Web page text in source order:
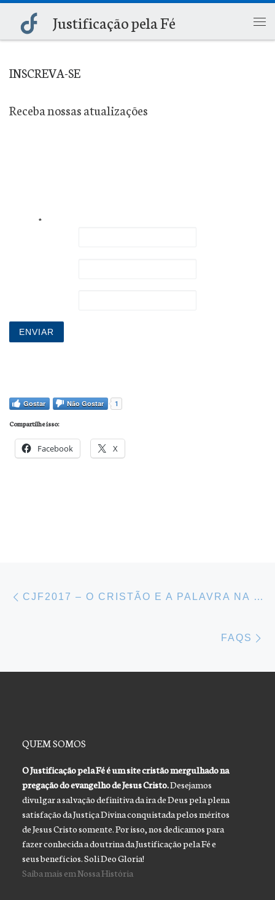
Skip to contentJustificação pela Fé
INSCREVA-SE
Receba nossas atualizações
*
Gostar Não Gostar 1
Compartilhe isso:
Facebook X
CJF2017 – O CRISTÃO E A PALAVRA NA PÓS-MODERNIDADE
FAQS
QUEM SOMOS
O Justificação pela Fé é um site cristão mergulhado na
pregação do evangelho de Jesus Cristo.Desejamos
divulgar a salvação definitiva da ira de Deus pela plena
satisfação da Justiça Divina conquistada pelos méritos
de Jesus Cristo somente. Por isso, nos dedicamos para
fazer conhecida a doutrina da Justificação pela Fé e
seus benefícios. Soli Deo Gloria!
Saiba mais em Nossa História